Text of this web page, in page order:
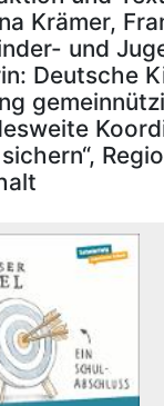
Krämer,
und
Deutsche